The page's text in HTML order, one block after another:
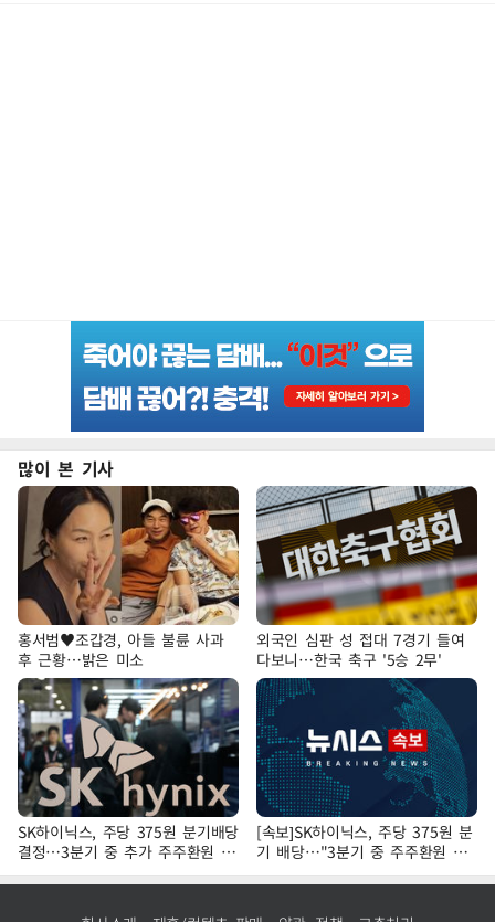
많이 본 기사
홍서범♥조갑경, 아들 불륜 사과
후 근황…밝은 미소
외국인 심판 성 접대 7경기 들여
다보니…한국 축구 '5승 2무'
SK하이닉스, 주당 375원 분기배당
결정…3분기 중 추가 주주환원 발
표
[속보]SK하이닉스, 주당 375원 분
기 배당…"3분기 중 주주환원 방
안 확정"